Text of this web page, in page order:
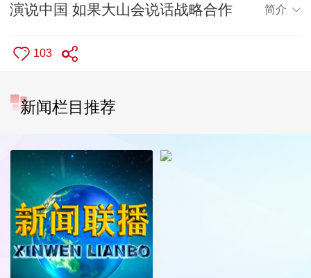
演说中国 如果大山会说话战略合作 简介
103
新闻栏目推荐